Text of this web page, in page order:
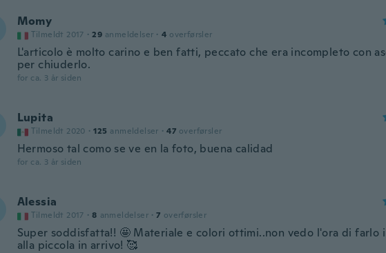
Momy
Tilmeldt 2017 · 29 anmeldelser · 4 overførsler
L'articolo è molto carino e ben fatti, peccato che era incompleto con
per chiuderlo.
for ca. 3 år siden
Lupita
Tilmeldt 2020 · 125 anmeldelser · 47 overførsler
Hermoso tal como se ve en la foto, buena calidad
for ca. 3 år siden
Alessia
Tilmeldt 2017 · 8 anmeldelser · 7 overførsler
Super soddisfatta!! 🤩 Materiale e colori ottimi..non vedo l'ora di farlo
alla piccola in arrivo! 🥰